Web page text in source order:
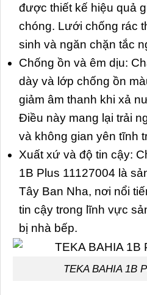
được thiết kế hiệu quả
chóng. Lưới chống rác
sinh và ngăn chặn tắc
Chống ồn và êm dịu:
dày và lớp chống ồn
giảm âm thanh khi xả
Điều này mang lại trải
và không gian yên tĩnh
Xuất xứ và độ tin cậy:
1B Plus 11127004 là
Tây Ban Nha, nơi nổi
tin cậy trong lĩnh vực
bị nhà bếp.
TEKA BAHIA 1B